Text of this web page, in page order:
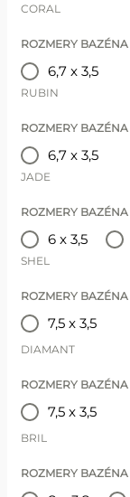
CORAL
ROZMERY BAZÉNA
6,7 x 3,5
RUBIN
ROZMERY BAZÉNA
6,7 x 3,5
JADE
ROZMERY BAZÉNA
6 x 3,5
SHEL
ROZMERY BAZÉNA
7,5 x 3,5
DIAMANT
ROZMERY BAZÉNA
7,5 x 3,5
BRIL
ROZMERY BAZÉNA